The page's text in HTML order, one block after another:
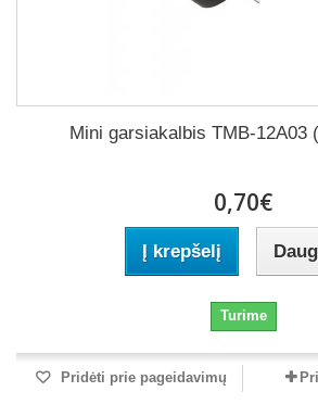
Mini garsiakalbis TMB-12A03
0,70€
Į krepšelį
Turime
Pridėti prie pageidavimų